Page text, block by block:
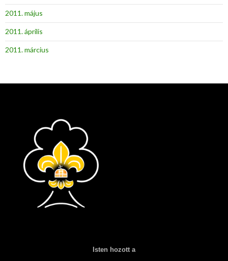
2011. május
2011. április
2011. március
Isten hozott a